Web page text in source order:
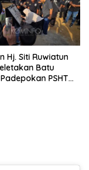
Hj. Siti Ruwiatun
Batu
PSHT